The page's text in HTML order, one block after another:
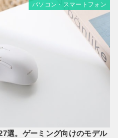
パソコン・スマートフォン
選。ゲーミング向けのモデル